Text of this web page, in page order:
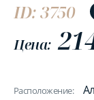
ID: 3750
Цена:
Расположение: